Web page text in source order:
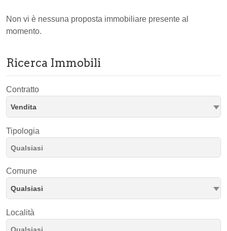
Non vi è nessuna proposta immobiliare presente al
momento.
Ricerca Immobili
Contratto
Vendita
Tipologia
Comune
Qualsiasi
Località